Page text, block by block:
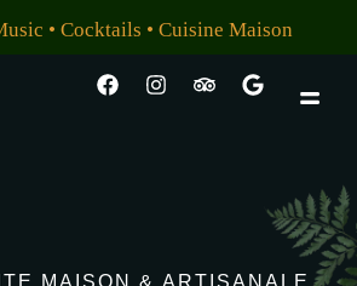
MAISON & ARTISANALE
• Cocktails • Cuisine Maison